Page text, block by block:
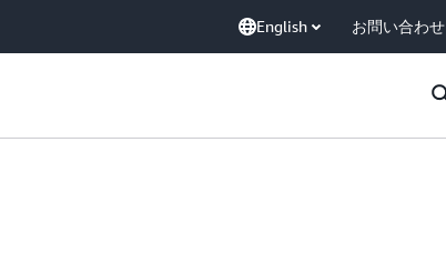
English お問い合わせ